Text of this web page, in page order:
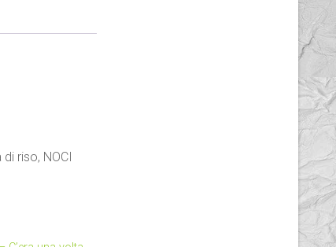
riso, NOCI